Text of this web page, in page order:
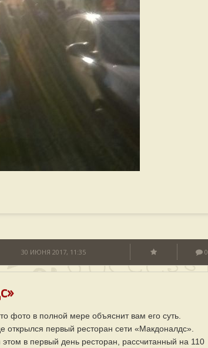
30 ИЮНЯ 2017, 11:35 0
фото в полной мере объяснит вам его суть.
открылся первый ресторан сети «Макдоналдс».
в первый день ресторан, рассчитанный на 110